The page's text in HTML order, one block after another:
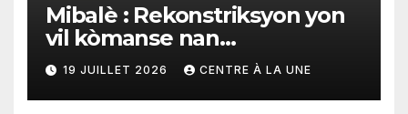
Mibalè : Rekonstriksyon yon
vil kòmanse nan
rekonstriksyon lespri moun
yo
19 JUILLET 2026 CENTRE À LA UNE